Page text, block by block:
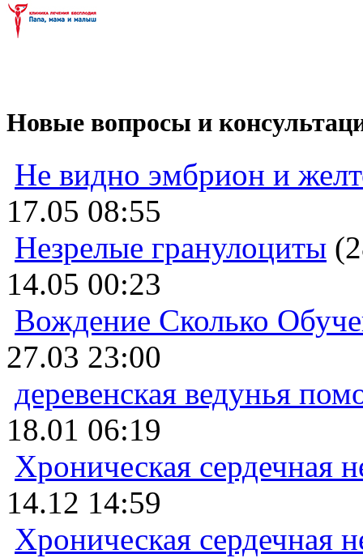
Новые вопросы и
Не видно эмбрион и
17.05 08:55
Незрелые гранулоциты
14.05 00:23
Вождение Сколько
27.03 23:00
деревенская ведунья
18.01 06:19
Хроническая сердечная
14.12 14:59
Хроническая сердечная